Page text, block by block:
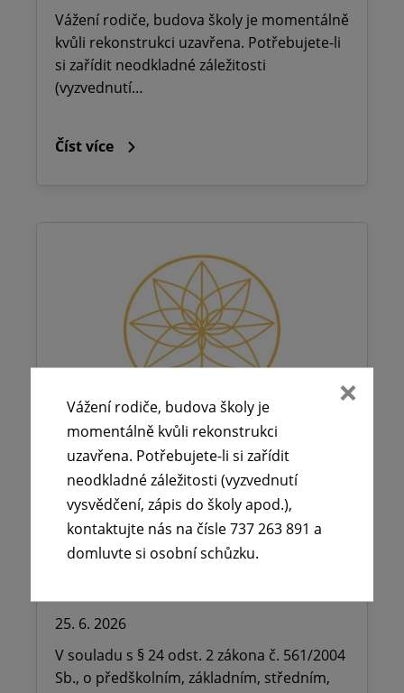
Vážení rodiče, budova školy je momentálně
kvůli rekonstrukci uzavřena. Potřebujete-li
si zařídit neodkladné záležitosti
(vyzvednutí…
Číst více
🪧Oznámení o udělení ředitelského
volna na ZŠ dr. Milady Horákové
Kopřivnice, Obránců míru 369 okres
25. 6. 2026
V souladu s § 24 odst. 2 zákona č. 561/2004
Sb., o předškolním, základním, středním,
Vážení rodiče, budova školy je
momentálně kvůli rekonstrukci
uzavřena. Potřebujete-li si zařídit
neodkladné záležitosti (vyzvednutí
vysvědčení, zápis do školy apod.),
kontaktujte nás na čísle 737 263 891 a
domluvte si osobní schůzku.